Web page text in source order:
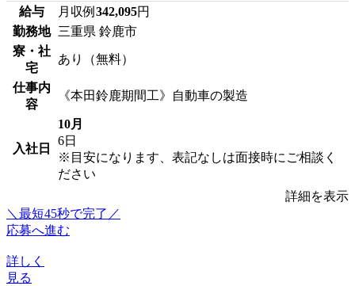
給与 月収例 342,095円
勤務地 三重県 鈴鹿市
寮・社
宅
あり（無料）
仕事内
容
《本田鈴鹿期間工》自動車の製造
入社日
10月
6日
※目安になります、表記なしは面接時にご相談く
ださい
詳細を表示
＼最短45秒で完了／
応募へ進む
詳しく
見る